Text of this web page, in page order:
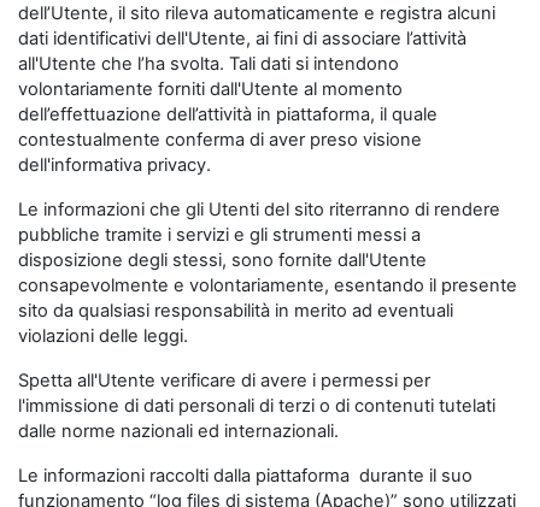
dell’Utente, il sito rileva automaticamente e registra alcuni
dati identificativi dell'Utente, ai fini di associare l’attività
all'Utente che l’ha svolta. Tali dati si intendono
volontariamente forniti dall'Utente al momento
dell’effettuazione dell’attività in piattaforma, il quale
contestualmente conferma di aver preso visione
dell'informativa privacy.
Le informazioni che gli Utenti del sito riterranno di rendere
pubbliche tramite i servizi e gli strumenti messi a
disposizione degli stessi, sono fornite dall'Utente
consapevolmente e volontariamente, esentando il presente
sito da qualsiasi responsabilità in merito ad eventuali
violazioni delle leggi.
Spetta all'Utente verificare di avere i permessi per
l'immissione di dati personali di terzi o di contenuti tutelati
dalle norme nazionali ed internazionali.
Le informazioni raccolti dalla piattaforma durante il suo
funzionamento “log files di sistema (Apache)” sono utilizzati